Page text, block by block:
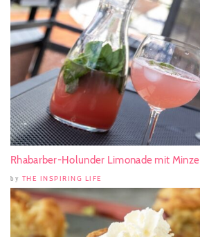
Rhabarber-Holunder Limonade mit Minze
by THE INSPIRING LIFE